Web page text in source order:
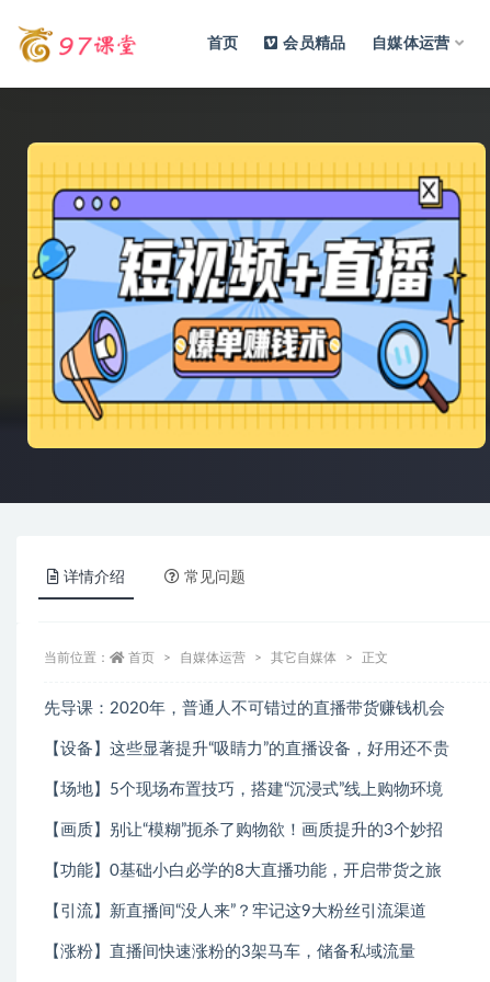
首页 会员精品 自媒体运营
详情介绍 常见问题
当前位置： 首页 自媒体运营 其它自媒体 正文
先导课：2020年，普通人不可错过的直播带货赚钱机会
【设备】这些显著提升“吸睛力”的直播设备，好用还不贵
【场地】5个现场布置技巧，搭建“沉浸式”线上购物环境
【画质】别让“模糊”扼杀了购物欲！画质提升的3个妙招
【功能】0基础小白必学的8大直播功能，开启带货之旅
【引流】新直播间“没人来”？牢记这9大粉丝引流渠道
【涨粉】直播间快速涨粉的3架马车，储备私域流量